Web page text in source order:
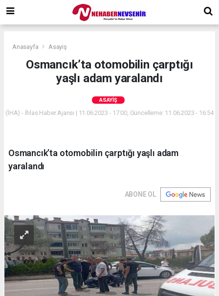
Anasayfa Asayiş
Osmancık’ta otomobilin çarptığı
yaşlı adam yaralandı
ASAYIŞ
(İHA) - İhlas Haber Ajansı | 11.06.2023 - 17:00, Güncelleme: 11.06.2023 - 16:54
Osmancık’ta otomobilin çarptığı yaşlı adam
yaralandı
ABONE OL